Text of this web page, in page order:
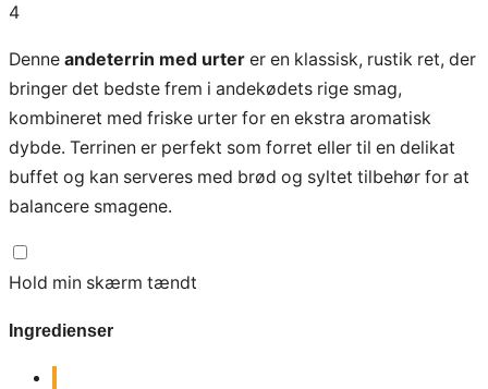
4
Denne andeterrin med urter er en klassisk, rustik ret, der
bringer det bedste frem i andekødets rige smag,
kombineret med friske urter for en ekstra aromatisk
dybde. Terrinen er perfekt som forret eller til en delikat
buffet og kan serveres med brød og syltet tilbehør for at
balancere smagene.
Hold min skærm tændt
Ingredienser